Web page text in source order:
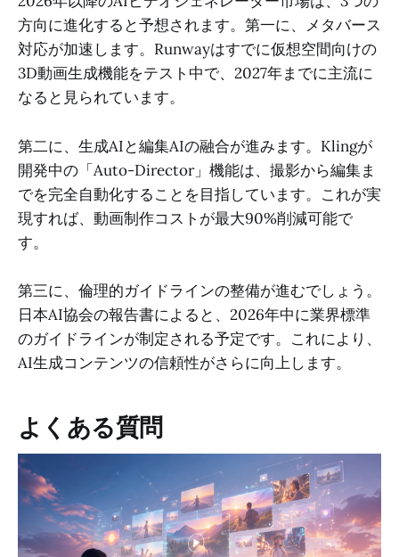
方向に進化すると予想されます。第一に、メタバース
対応が加速します。Runwayはすでに仮想空間向けの
3D動画生成機能をテスト中で、2027年までに主流に
なると見られています。
第二に、生成AIと編集AIの融合が進みます。Klingが
開発中の「Auto-Director」機能は、撮影から編集ま
でを完全自動化することを目指しています。これが実
現すれば、動画制作コストが最大90%削減可能で
す。
第三に、倫理的ガイドラインの整備が進むでしょう。
日本AI協会の報告書によると、2026年中に業界標準
のガイドラインが制定される予定です。これにより、
AI生成コンテンツの信頼性がさらに向上します。
よくある質問